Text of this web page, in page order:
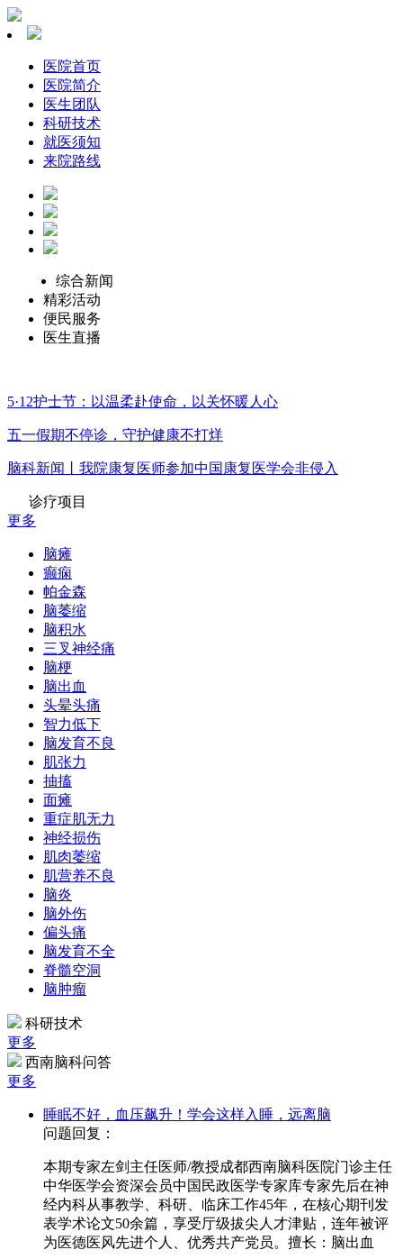
医院首页
医院简介
医生团队
科研技术
就医须知
来院路线
综合新闻
精彩活动
便民服务
医生直播
5·12护士节：以温柔赴使命，以关怀暖人心
五一假期不停诊，守护健康不打烊
脑科新闻丨我院康复医师参加中国康复医学会非侵入
诊疗项目
更多
脑瘫
癫痫
帕金森
脑萎缩
脑积水
三叉神经痛
脑梗
脑出血
头晕头痛
智力低下
脑发育不良
肌张力
抽搐
面瘫
重症肌无力
神经损伤
肌肉萎缩
肌营养不良
脑炎
脑外伤
偏头痛
脑发育不全
脊髓空洞
脑肿瘤
科研技术
更多
西南脑科问答
更多
睡眠不好，血压飙升！学会这样入睡，远离脑
问题回复：
本期专家左剑主任医师/教授成都西南脑科医院门诊主任
中华医学会资深会员中国民政医学专家库专家先后在神
经内科从事教学、科研、临床工作45年，在核心期刊发
表学术论文50余篇，享受厅级拔尖人才津贴，连年被评
为医德医风先进个人、优秀共产党员。擅长：脑出血